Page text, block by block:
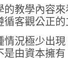
的教學內容
循客觀公正
情況極少出
是由資本擁有